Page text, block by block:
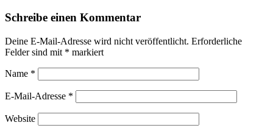
Schreibe einen Kommentar
Deine E-Mail-Adresse wird nicht veröffentlicht. Erforderliche
Felder sind mit * markiert
Name *
E-Mail-Adresse *
Website